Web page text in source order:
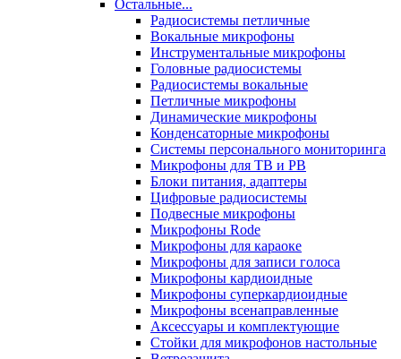
Остальные...
Радиосистемы петличные
Вокальные микрофоны
Инструментальные микрофоны
Головные радиосистемы
Радиосистемы вокальные
Петличные микрофоны
Динамические микрофоны
Конденсаторные микрофоны
Системы персонального мониторинга
Микрофоны для ТВ и РВ
Блоки питания, адаптеры
Цифровые радиосистемы
Подвесные микрофоны
Микрофоны Rode
Микрофоны для караоке
Микрофоны для записи голоса
Микрофоны кардиоидные
Микрофоны суперкардиоидные
Микрофоны всенаправленные
Аксессуары и комплектующие
Стойки для микрофонов настольные